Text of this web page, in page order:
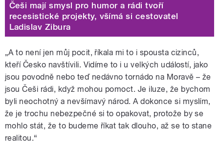
Češi mají smysl pro humor a rádi tvoří
recesistické projekty, všímá si cestovatel
Ladislav Zibura
„A to není jen můj pocit, říkala mi to i spousta cizinců,
kteří Česko navštívili. Vidíme to i u velkých událostí, jako
jsou povodně nebo teď nedávno tornádo na Moravě – že
jsou Češi rádi, když mohou pomoct. Je iluze, že bychom
byli neochotný a nevšímavý národ. A dokonce si myslím,
že je trochu nebezpečné si to opakovat, protože by se
mohlo stát, že to budeme říkat tak dlouho, až se to stane
realitou.“